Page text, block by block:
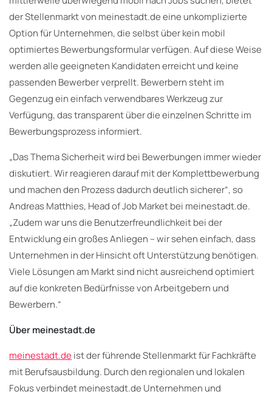
der Stellenmarkt von meinestadt.de eine unkomplizierte
Option für Unternehmen, die selbst über kein mobil
optimiertes Bewerbungsformular verfügen. Auf diese Weise
werden alle geeigneten Kandidaten erreicht und keine
passenden Bewerber verprellt. Bewerbern steht im
Gegenzug ein einfach verwendbares Werkzeug zur
Verfügung, das transparent über die einzelnen Schritte im
Bewerbungsprozess informiert.
„Das Thema Sicherheit wird bei Bewerbungen immer wieder
diskutiert. Wir reagieren darauf mit der Komplettbewerbung
und machen den Prozess dadurch deutlich sicherer“, so
Andreas Matthies, Head of Job Market bei meinestadt.de.
„Zudem war uns die Benutzerfreundlichkeit bei der
Entwicklung ein großes Anliegen – wir sehen einfach, dass
Unternehmen in der Hinsicht oft Unterstützung benötigen.
Viele Lösungen am Markt sind nicht ausreichend optimiert
auf die konkreten Bedürfnisse von Arbeitgebern und
Bewerbern.“
Über meinestadt.de
meinestadt.deist der führende Stellenmarkt für Fachkräfte
mit Berufsausbildung. Durch den regionalen und lokalen
Fokus verbindet meinestadt.de Unternehmen und